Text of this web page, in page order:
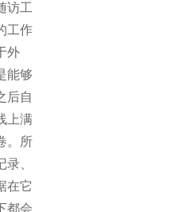
访工
工作
外
能够
后自
上满
。所
录、
在它
都会